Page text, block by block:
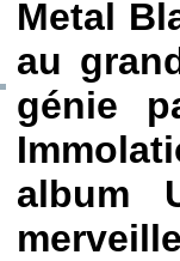
Metal
au
génie
album